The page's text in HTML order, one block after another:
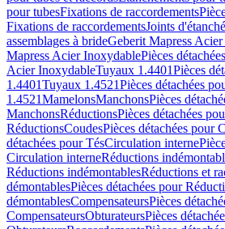
pour tubesFixations de raccordements
Fixations de raccordementsJoints
assemblages à brideGeberit Mapress
Mapress Acier InoxydablePièces
Acier InoxydableTuyaux 1.4401Pièces
1.4401Tuyaux 1.4521Pièces détachées
1.4521MamelonsManchonsPièces
ManchonsRéductionsPièces détachées
RéductionsCoudesPièces détachées pour
détachées pour TésCirculation interne
Circulation interneRéductions
Réductions indémontablesRéductions et
démontablesPièces détachées pour
démontablesCompensateursPièces
CompensateursObturateursPièces